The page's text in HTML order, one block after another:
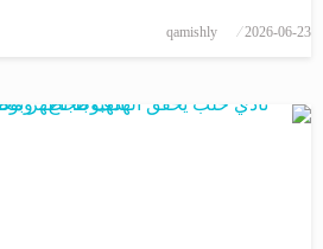
2026-06-23
qamishly